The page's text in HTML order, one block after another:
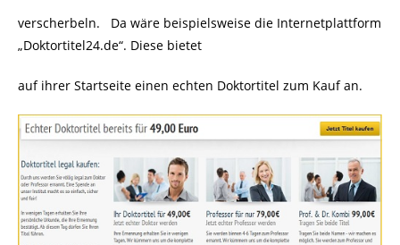
verscherbeln. Da wäre beispielsweise die Internetplattform
„Doktortitel24.de“. Diese bietet
auf ihrer Startseite einen echten Doktortitel zum Kauf an.